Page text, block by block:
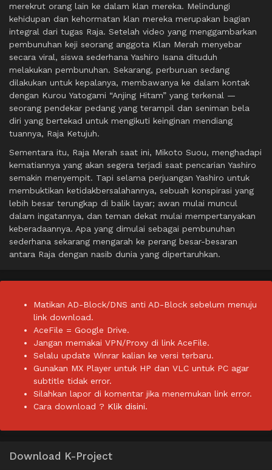
merekrut orang lain ke dalam klan mereka. Melindungi
kehidupan dan kehormatan klan mereka merupakan bagian
integral dari tugas Raja. Setelah video yang menggambarkan
pembunuhan keji seorang anggota Klan Merah menyebar
secara viral, siswa sederhana Yashiro Isana dituduh
melakukan pembunuhan. Sekarang, perburuan sedang
dilakukan untuk kepalanya, membawanya ke dalam kontak
dengan Kurou Yatogami “Anjing Hitam” yang terkenal —
seorang pendekar pedang yang terampil dan seniman bela
diri yang bertekad untuk mengikuti keinginan mendiang
tuannya, Raja Ketujuh.
Sementara itu, Raja Merah saat ini, Mikoto Suou, menghadapi
kematiannya yang akan segera terjadi saat pencarian Yashiro
semakin menyempit. Tapi selama perjuangan Yashiro untuk
membuktikan ketidakbersalahannya, sebuah konspirasi yang
lebih besar terungkap di balik layar; awan mulai muncul
dalam ingatannya, dan teman dekat mulai mempertanyakan
keberadaannya. Apa yang dimulai sebagai pembunuhan
sederhana sekarang mengarah ke perang besar-besaran
antara Raja dengan nasib dunia yang dipertaruhkan.
Matikan AD-Block/DNS anti AD-Block sebelum menuju
link download.
AceFile = Google Drive.
Jangan memakai VPN/Proxy di link AceFile.
Selalu update Winrar kalian ke versi terbaru.
Gunakan MX Player untuk HP dan VLC untuk PC agar
subtitle tidak error.
Silahkan lapor di komentar jika menemukan link error.
Cara download ? Klik disini.
Download K-Project